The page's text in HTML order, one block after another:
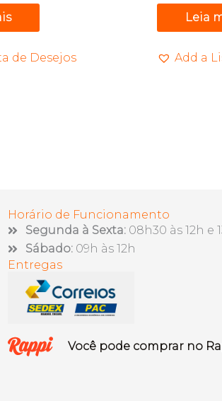
de Desejos
Leia
Add a
Horário de Funcionamento
Segunda à Sexta: 08h30 às 12h e
Sábado: 09h às 12h
Entregas
Você pode comprar no